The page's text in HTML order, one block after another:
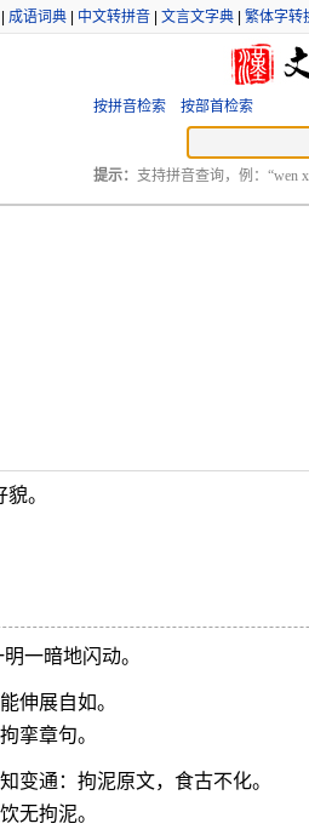
成语词典 中文转拼音 文言文字典 繁体字转
按拼音检索 按部首检索
提示： 支持拼音查询，例：“wen
。
一暗地闪动。
伸展自如。
挛章句。
变通：拘泥原文，食古不化。
无拘泥。